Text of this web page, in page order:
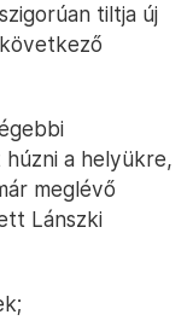
tiltja új
a helyükre,
meglévő
Lánszki